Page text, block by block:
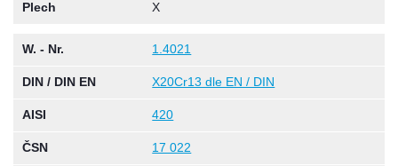
Plech X
W. - Nr. 1.4021
DIN / DIN EN X20Cr13 dle EN / DIN
AISI 420
ČSN 17 022